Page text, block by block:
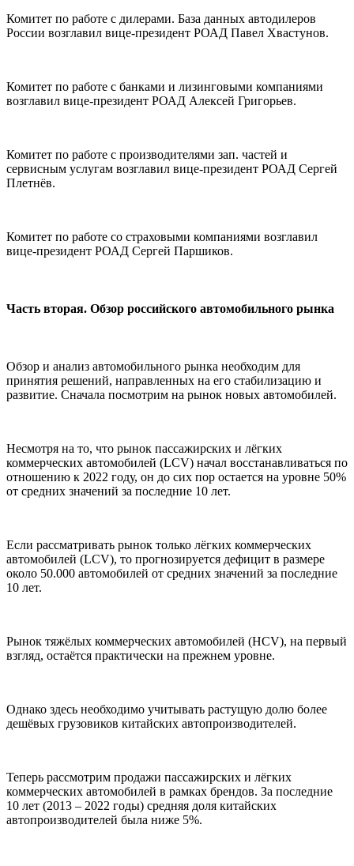
Комитет по работе с дилерами. База данных автодилеров
России возглавил вице-президент РОАД Павел Хвастунов.
Комитет по работе с банками и лизинговыми компаниями
возглавил вице-президент РОАД Алексей Григорьев.
Комитет по работе с производителями зап. частей и
сервисным услугам возглавил вице-президент РОАД Сергей
Плетнёв.
Комитет по работе со страховыми компаниями возглавил
вице-президент РОАД Сергей Паршиков.
Часть вторая. Обзор российского автомобильного рынка
Обзор и анализ автомобильного рынка необходим для
принятия решений, направленных на его стабилизацию и
развитие. Сначала посмотрим на рынок новых автомобилей.
Несмотря на то, что рынок пассажирских и лёгких
коммерческих автомобилей (LCV) начал восстанавливаться по
отношению к 2022 году, он до сих пор остается на уровне 50%
от средних значений за последние 10 лет.
Если рассматривать рынок только лёгких коммерческих
автомобилей (LCV), то прогнозируется дефицит в размере
около 50.000 автомобилей от средних значений за последние
10 лет.
Рынок тяжёлых коммерческих автомобилей (HCV), на первый
взгляд, остаётся практически на прежнем уровне.
Однако здесь необходимо учитывать растущую долю более
дешёвых грузовиков китайских автопроизводителей.
Теперь рассмотрим продажи пассажирских и лёгких
коммерческих автомобилей в рамках брендов. За последние
10 лет (2013 – 2022 годы) средняя доля китайских
автопроизводителей была ниже 5%.